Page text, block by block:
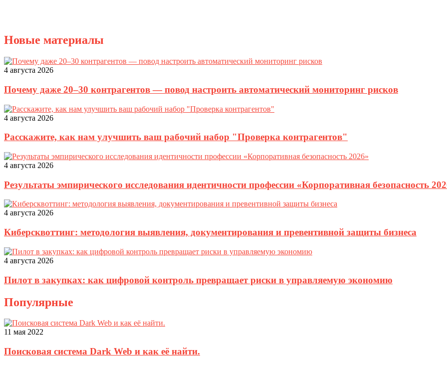
Новые материалы
4 августа 2026
Почему даже 20–30 контрагентов — повод настроить автоматический мониторинг рисков
4 августа 2026
Расскажите, как нам улучшить ваш рабочий набор "Проверка контрагентов"
4 августа 2026
Результаты эмпирического исследования идентичности профессии «Корпоративная безопасность
4 августа 2026
Киберсквоттинг: методология выявления, документирования и превентивной защиты бизнеса
4 августа 2026
Пилот в закупках: как цифровой контроль превращает риски в управляемую экономию
Популярные
11 мая 2022
Поисковая система Dark Web и как её найти.